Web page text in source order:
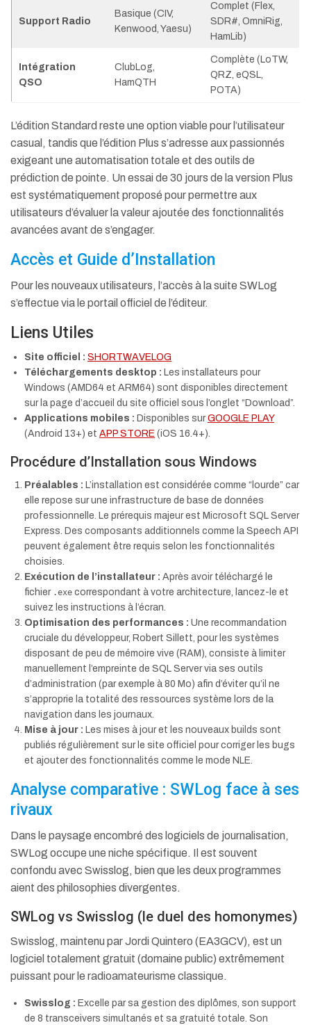
Support Radio
Basique (CIV,
Kenwood, Yaesu)
Complet (Flex,
SDR#, OmniRig,
HamLib)
Intégration
QSO
ClubLog,
HamQTH
Complète (LoTW,
QRZ, eQSL,
POTA)
L’édition Standard reste une option viable pour l’utilisateur
casual, tandis que l’édition Plus s’adresse aux passionnés
exigeant une automatisation totale et des outils de
prédiction de pointe. Un essai de 30 jours de la version Plus
est systématiquement proposé pour permettre aux
utilisateurs d’évaluer la valeur ajoutée des fonctionnalités
avancées avant de s’engager.
Accès et Guide d’Installation
Pour les nouveaux utilisateurs, l’accès à la suite SWLog
s’effectue via le portail officiel de l’éditeur.
Liens Utiles
Site officiel : SHORTWAVELOG
Téléchargements desktop : Les installateurs pour
Windows (AMD64 et ARM64) sont disponibles directement
sur la page d’accueil du site officiel sous l’onglet “Download”.
Applications mobiles : Disponibles surGOOGLE PLAY
(Android 13+) et APP STORE (iOS 16.4+).
Procédure d’Installation sous Windows
Préalables : L’installation est considérée comme “lourde” car
elle repose sur une infrastructure de base de données
professionnelle. Le prérequis majeur est Microsoft SQL Server
Express. Des composants additionnels comme la Speech API
peuvent également être requis selon les fonctionnalités
choisies.
Exécution de l’installateur : Après avoir téléchargé le
fichier .exe correspondant à votre architecture, lancez-le et
suivez les instructions à l’écran.
Optimisation des performances : Une recommandation
cruciale du développeur, Robert Sillett, pour les systèmes
disposant de peu de mémoire vive (RAM), consiste à limiter
manuellement l’empreinte de SQL Server via ses outils
d’administration (par exemple à 80 Mo) afin d’éviter qu’il ne
s’approprie la totalité des ressources système lors de la
navigation dans les journaux.
Mise à jour : Les mises à jour et les nouveaux builds sont
publiés régulièrement sur le site officiel pour corriger les bugs
et ajouter des fonctionnalités comme le mode NLE.
Analyse comparative : SWLog face à ses
rivaux
Dans le paysage encombré des logiciels de journalisation,
SWLog occupe une niche spécifique. Il est souvent
confondu avec Swisslog, bien que les deux programmes
aient des philosophies divergentes.
SWLog vs Swisslog (le duel des homonymes)
Swisslog, maintenu par Jordi Quintero (EA3GCV), est un
logiciel totalement gratuit (domaine public) extrêmement
puissant pour le radioamateurisme classique.
Swisslog : Excelle par sa gestion des diplômes, son support
de 8 transceivers simultanés et sa gratuité totale. Son